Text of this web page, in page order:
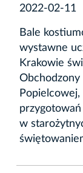
2022-02-11
Bale
wystawne
Krakowie
Obchodzony
w